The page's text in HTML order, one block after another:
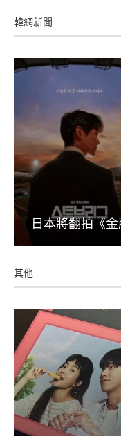
韓網新聞
日本將翻拍《金
其他